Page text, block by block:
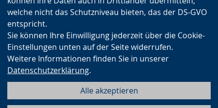
welche nicht das Schutzniveau bieten, das der DS-GVO
entspricht.
Sie können Ihre Einwilligung jederzeit über die Cookie-
Einstellungen unten auf der Seite widerrufen.
Weitere Informationen finden Sie in unserer
Datenschutzerklärung.
Alle akzeptieren